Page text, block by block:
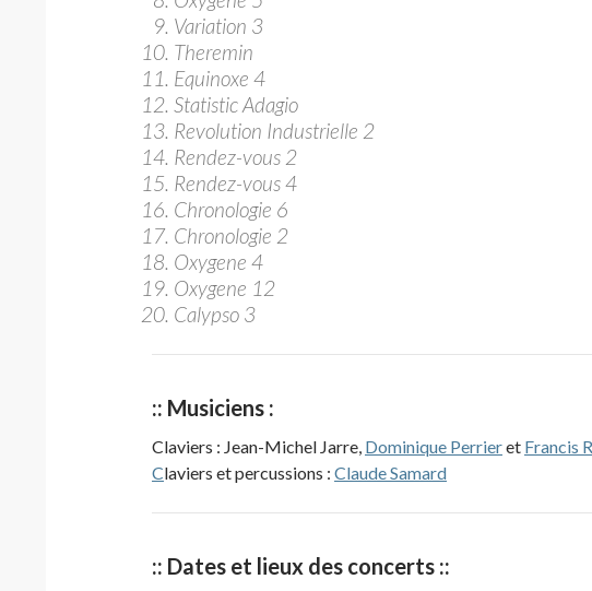
Variation 3
Theremin
Equinoxe 4
Statistic Adagio
Revolution Industrielle 2
Rendez-vous 2
Rendez-vous 4
Chronologie 6
Chronologie 2
Oxygene 4
Oxygene 12
Calypso 3
:: Musiciens :
Claviers : Jean-Michel Jarre, Dominique Perrieret Francis
Claviers et percussions : Claude Samard
:: Dates et lieux des concerts ::